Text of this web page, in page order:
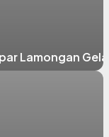
Lamongan